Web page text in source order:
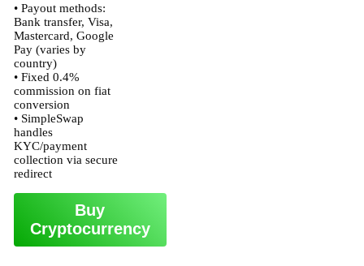
• Payout methods:
Bank transfer, Visa,
Mastercard, Google
Pay (varies by
country)
• Fixed 0.4%
commission on fiat
conversion
• SimpleSwap
handles
KYC/payment
collection via secure
redirect
Buy
Cryptocurrency